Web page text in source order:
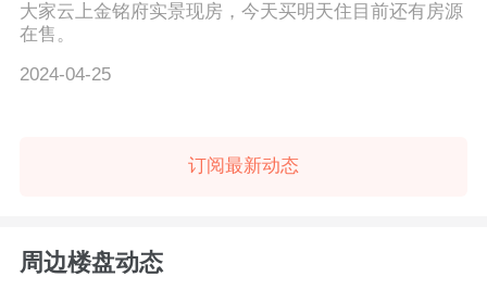
大家云上金铭府实景现房，今天买明天住目前还有房源
在售。
2024-04-25
订阅最新动态
周边楼盘动态